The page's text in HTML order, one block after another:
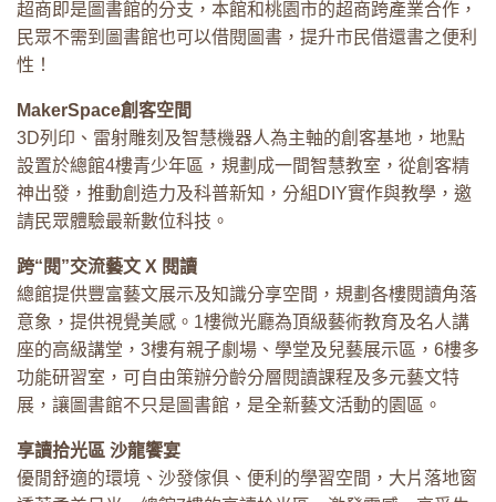
超商即是圖書館的分支，本館和桃園市的超商跨產業合作，
民眾不需到圖書館也可以借閱圖書，提升市民借還書之便利
性！
MakerSpace創客空間
3D列印、雷射雕刻及智慧機器人為主軸的創客基地，地點
設置於總館4樓青少年區，規劃成一間智慧教室，從創客精
神出發，推動創造力及科普新知，分組DIY實作與教學，邀
請民眾體驗最新數位科技。
跨“閱”交流藝文 X 閱讀
總館提供豐富藝文展示及知識分享空間，規劃各樓閱讀角落
意象，提供視覺美感。1樓微光廳為頂級藝術教育及名人講
座的高級講堂，3樓有親子劇場、學堂及兒藝展示區，6樓多
功能研習室，可自由策辦分齡分層閱讀課程及多元藝文特
展，讓圖書館不只是圖書館，是全新藝文活動的園區。
享讀拾光區 沙龍饗宴
優閒舒適的環境、沙發傢俱、便利的學習空間，大片落地窗